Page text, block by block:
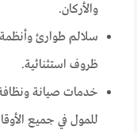
والأركان.
سلالم طوارئ
ظروف استثنائية.
خدمات صيانة
للمول في جميع